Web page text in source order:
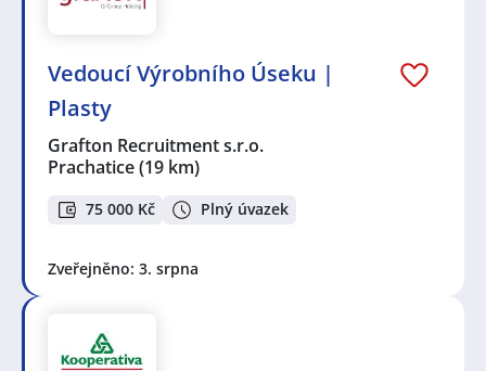
Vedoucí Výrobního Úseku |
Plasty
Grafton Recruitment s.r.o.
Prachatice(19 km)
75 000 Kč Plný úvazek
Zveřejněno: 3. srpna